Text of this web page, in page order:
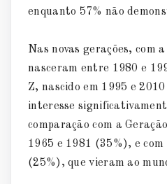
enquanto 57% não
Nas novas gerações, com
nasceram entre 1980 e
Z, nascido em 1995 e
interesse
comparação com a
1965 e 1981 (35%), e com
(25%), que vieram ao